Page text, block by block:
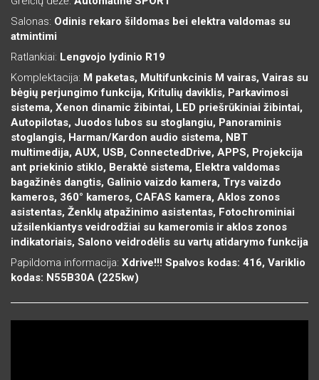
Salonas: Odinis rekaro šildomas bei elektra valdomas su
atmintimi
Ratlankiai: Lengvojo lydinio R19
Komplektacija: M paketas, Multifunkcinis M vairas, Vairas su
bėgių perjungimo funkcija, Kritulių daviklis, Parkavimosi
sistema, Xenon dinamic žibintai, LED priešrūkiniai žibintai,
Autopilotas, Juodos lubos su stoglangiu, Panoraminis
stoglangis, Harman/Kardon audio sistema, NBT
multimedija, AUX, USB, ConnectedDrive, APPS, Projekcija
ant priekinio stiklo, Beraktė sistema, Elektra valdomas
bagažinės dangtis, Galinio vaizdo kamera, Trys vaizdo
kameros, 360° kameros, CAFAS kamera, Aklos zonos
asistentas, Ženklų atpažinimo asistentas, Fotochrominiai
užsilenkiantys veidrodžiai su kameromis ir aklos zonos
indikatoriais, Salono veidrodėlis su vartų atidarymo funkcija
Papildoma informacija: Xdrive!!! Spalvos kodas: 416, Variklio
kodas: N55B30A (225kw)